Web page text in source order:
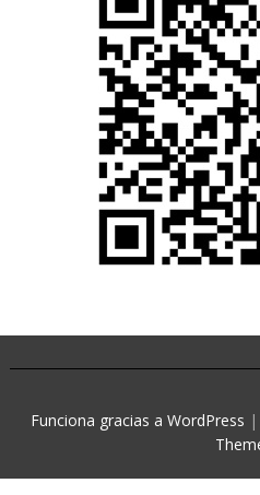
Funciona gracias a WordPress |